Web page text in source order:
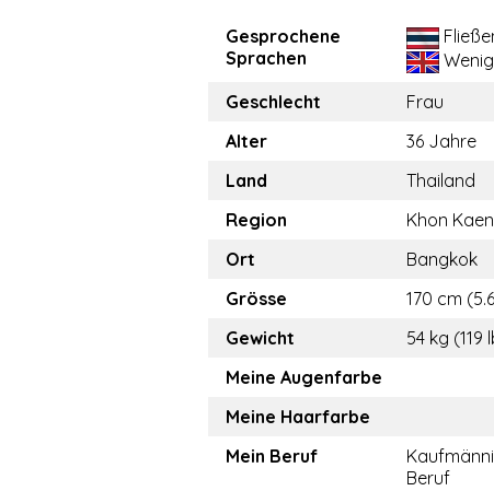
Gesprochene
Sprachen
Wenig
Geschlecht
Frau
Alter
36 Jahre
Land
Thailand
Region
Khon Kaen
Ort
Bangkok
Grösse
170 cm
Gewicht
54 kg (119
Meine Augenfarbe
Meine Haarfarbe
Mein Beruf
Beruf